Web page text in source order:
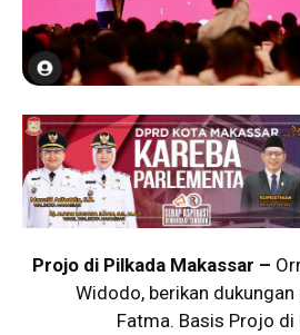
Projo di Pilkada Makassar –
Widodo, berikan
Fatma. Basis Projo